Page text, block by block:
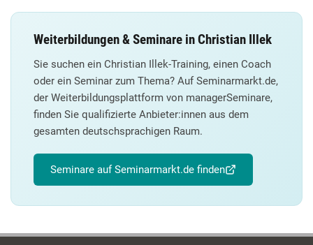
Weiterbildungen & Seminare in Christian Illek
Sie suchen ein Christian Illek-Training, einen Coach
oder ein Seminar zum Thema? Auf Seminarmarkt.de,
der Weiterbildungsplattform von managerSeminare,
finden Sie qualifizierte Anbieter:innen aus dem
gesamten deutschsprachigen Raum.
Seminare auf Seminarmarkt.de finden